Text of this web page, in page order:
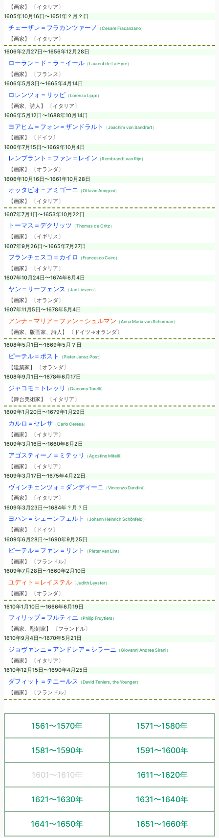
【画家】 〔イタリア〕
1605年10月16日〜1651年？月？日
チェーザレ＝フラカンツァーノ （Cesare Fracanzano）
【画家】 〔イタリア〕
1606年2月27日〜1656年12月28日
ローラン＝ド＝ラ＝イール（Laurent de La Hyre）
【画家】 〔フランス〕
1606年5月3日〜1665年4月14日
ロレンツォ＝リッピ（Lorenzo Lippi）
【画家、詩人】 〔イタリア〕
1606年5月12日〜1688年10月14日
ヨアヒム＝フォン＝ザンドラルト （Joachim von Sandrart）
【画家】 〔ドイツ〕
1606年7月15日〜1669年10月4日
レンブラント＝ファン＝レイン （Rembrandt van Rijn）
【画家】 〔オランダ〕
1606年10月16日〜1661年10月28日
オッタビオ＝アミゴーニ （Ottavio Amigoni）
【画家】 〔イタリア〕
1607年7月1日〜1653年10月22日
トーマス＝デクリッツ （Thomas de Critz）
【画家】 〔イギリス〕
1607年9月26日〜1665年7月27日
フランチェスコ＝カイロ （Francesco Cairo）
【画家】 〔イタリア〕
1607年10月24日〜1674年6月4日
ヤン＝リーフェンス （Jan Lievens）
【画家】 〔オランダ〕
1607年11月5日〜1678年5月4日
アンナ＝マリア＝ファン＝シュルマン （Anna Maria van Schurman）
【画家、版画家、詩人】 〔ドイツ→オランダ〕
1608年5月1日〜1669年5月？日
ピーテル＝ポスト （Pieter Jansz Post）
【建築家】 〔オランダ〕
1608年9月1日〜1678年6月17日
ジャコモ＝トレッリ （Giacomo Torelli）
【舞台美術家】 〔イタリア〕
1609年1月20日〜1679年1月29日
カルロ＝セレサ（Carlo Ceresa）
【画家】 〔イタリア〕
1609年3月16日〜1660年8月2日
アゴスティーノ＝ミテッリ （Agostino Mitelli）
【画家】 〔イタリア〕
1609年3月17日〜1675年4月22日
ヴィンチェンツォ＝ダンディーニ （Vincenzo Dandini）
【画家】 〔イタリア〕
1609年3月23日〜1684年？月？日
ヨハン＝シェーンフェルト （Johann Heinrich Schönfeld）
【画家】 〔ドイツ〕
1609年6月28日〜1690年9月25日
ピーテル＝ファン＝リント （Pieter van Lint）
【画家】 〔フランドル〕
1609年7月28日〜1660年2月10日
ユディト＝レイステル（Judith Leyster）
【画家】 〔オランダ〕
1610年1月10日〜1666年6月19日
フィリップ＝フルティエ （Philip Fruytiers）
【画家、彫刻家】 〔フランドル〕
1610年9月4日〜1670年5月21日
ジョヴァンニ＝アンドレア＝シラーニ （Giovanni Andrea Sirani）
【画家】 〔イタリア〕
1610年12月15日〜1690年4月25日
ダフィット＝テニールス （David Teniers, the Younger）
【画家】 〔フランドル〕
1561〜1570年 1571〜1580年
1581〜1590年 1591〜1600年
1601〜1610年 1611〜1620年
1621〜1630年 1631〜1640年
1641〜1650年 1651〜1660年